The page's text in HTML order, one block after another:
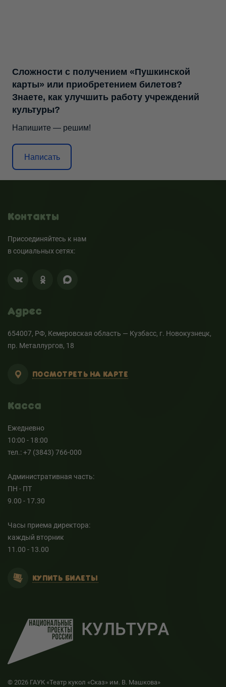
Сложности с получением «Пушкинской
карты» или приобретением билетов?
Знаете, как улучшить работу учреждений
культуры?
Напишите — решим!
Написать
Контакты
Присоединяйтесь к нам
в социальных сетях:
Адрес
654007, РФ, Кемеровская область — Кузбасс, г. Новокузнецк,
пр. Металлургов, 18
ПОСМОТРЕТЬ НА КАРТЕ
Касса
Ежедневно
10:00 - 18:00
тел.: +7 (3843) 766-000
Административная часть:
ПН - ПТ
9.00 - 17.30
Часы приема директора:
каждый вторник
11.00 - 13.00
КУПИТЬ БИЛЕТЫ
© 2026 ГАУК «Театр кукол «Сказ» им. В. Машкова»